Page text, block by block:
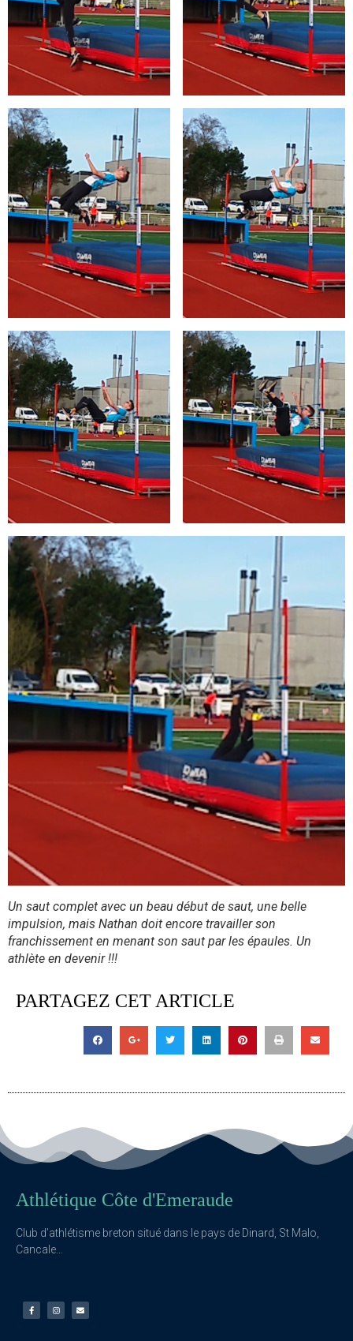
Un saut complet avec un beau début de saut, une belle
impulsion, mais Nathan doit encore travailler son
franchissement en menant son saut par les épaules. Un
athlète en devenir !!!
PARTAGEZ CET ARTICLE
Athlétique Côte d'Emeraude
Club d’athlétisme breton situé dans le pays de Dinard, St Malo,
Cancale…